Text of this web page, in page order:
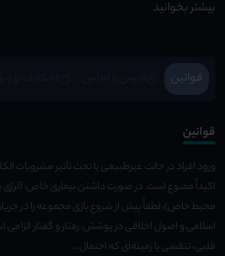
بیشتر بخوانید
قوانین
قوانین
ورود افراد در حالت غیرطبیعی یا تحت تأثیر مشروبات
اکیداً ممنوع است. در صورت داشتن بیماری خاص، آلرژی
محیط خاص)، لطفاً پیش از شروع بازی مجموعه را در
اسلامی و اصول اخلاقی در پوشش، رفتار و گفتار الزامی
قلبی، تنفسی یا زمینه‌ای که احتمال...